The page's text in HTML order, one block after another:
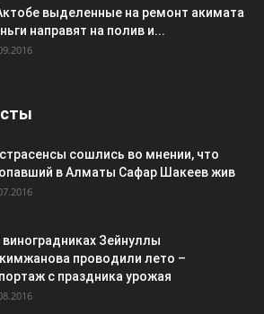
выделенные на ремонт акимата
направят на полив и...
сошлись во мнении, что
в Алматы Сафар Шакеев жив
виноградниках Зейнуллы
проводили лето –
с праздника урожая